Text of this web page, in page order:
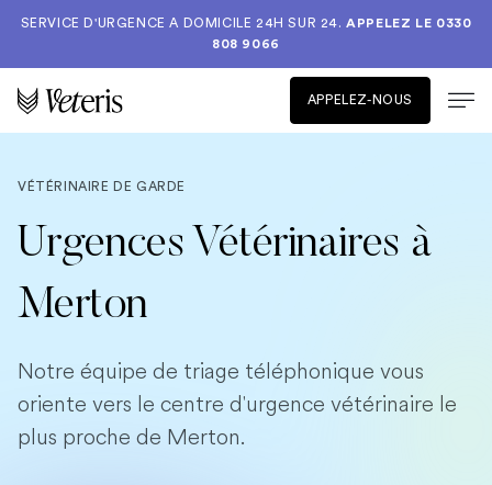
SERVICE D'URGENCE A DOMICILE 24H SUR 24.APPELEZ LE 0330
808 9066
APPELEZ-NOUS
VÉTÉRINAIRE DE GARDE
Urgences Vétérinaires à
Merton
Notre équipe de triage téléphonique vous
oriente vers le centre d'urgence vétérinaire le
plus proche de Merton.